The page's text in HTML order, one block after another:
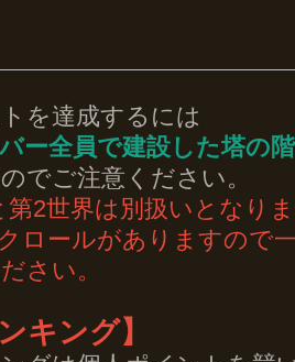
を達成するには
バー全員で建設した塔の
でご注意ください。
2世界は別扱いとなり
ロールがありますので
さい。
キング】